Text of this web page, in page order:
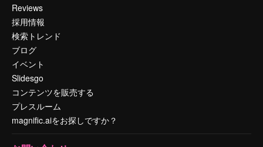
Reviews
採用情報
検索トレンド
ブログ
イベント
Slidesgo
コンテンツを販売する
プレスルーム
magnific.aiをお探しですか？